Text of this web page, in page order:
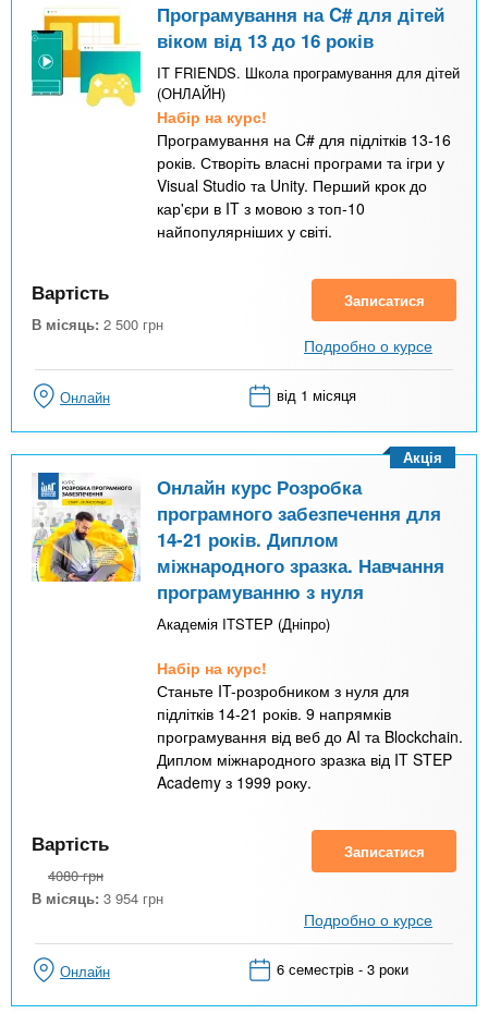
Програмування на C# для дітей
віком від 13 до 16 років
IT FRIENDS. Школа програмування для дітей
(ОНЛАЙН)
Набір на курс!
Програмування на C# для підлітків 13-16
років. Створіть власні програми та ігри у
Visual Studio та Unity. Перший крок до
кар'єри в IT з мовою з топ-10
найпопулярніших у світі.
Вартість
В місяць: 2 500 грн
Записатися
Подробно о курсе
Онлайн від 1 місяця
Онлайн курс Розробка
програмного забезпечення для
14-21 років. Диплом
міжнародного зразка. Навчання
програмуванню з нуля
Академія ITSTEP (Дніпро)
Набір на курс!
Станьте IT-розробником з нуля для
підлітків 14-21 років. 9 напрямків
програмування від веб до AI та Blockchain.
Диплом міжнародного зразка від IT STEP
Academy з 1999 року.
Акція
Вартість
4080 грн
В місяць: 3 954 грн
Записатися
Подробно о курсе
Онлайн 6 семестрів - 3 роки